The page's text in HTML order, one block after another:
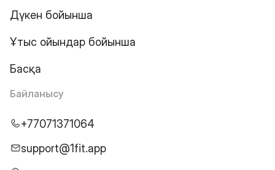
Дүкен бойынша
Ұтыс ойындар бойынша
Басқа
Байланысу
+77071371064
support@1fit.app